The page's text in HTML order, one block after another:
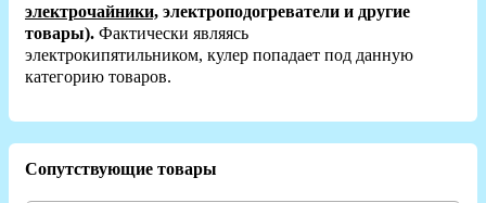
электрочайники, электроподогреватели и другие
товары). Фактически являясь
электрокипятильником, кулер попадает под данную
категорию товаров.
Сопутствующие товары